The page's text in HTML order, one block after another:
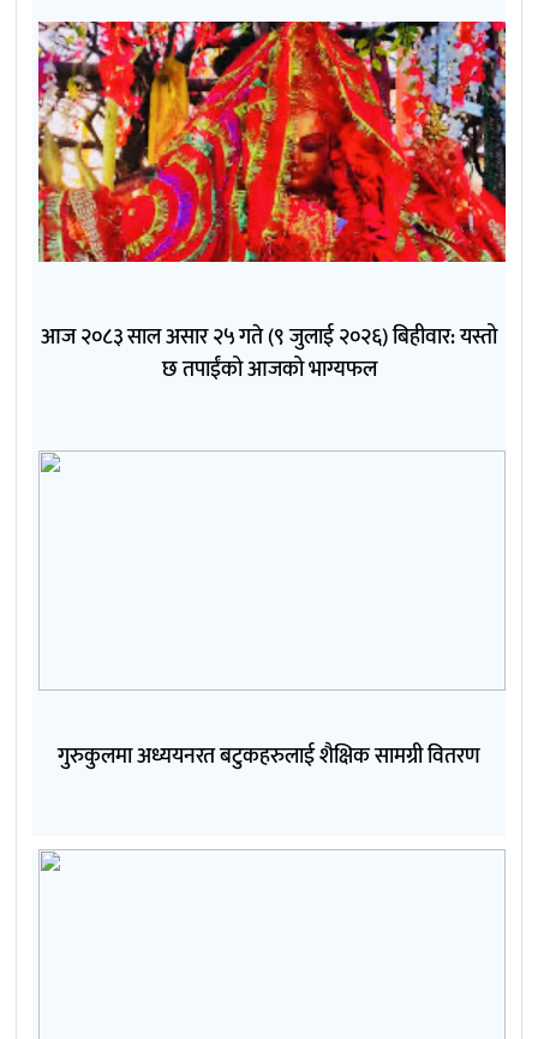
आज २०८३ साल असार २५ गते (९ जुलाई २०२६) बिहीवार: यस्तो
छ तपाईंको आजको भाग्यफल
गुरुकुलमा अध्ययनरत बटुकहरुलाई शैक्षिक सामग्री वितरण